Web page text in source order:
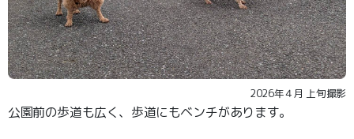
2026年４月 上旬撮影
公園前の歩道も広く、歩道にもベンチがあります。